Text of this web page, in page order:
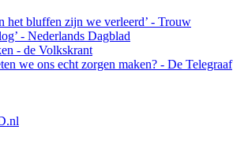
het bluffen zijn we verleerd’ - Trouw
- Nederlands Dagblad
- de Volkskrant
we ons echt zorgen maken? - De Telegraaf